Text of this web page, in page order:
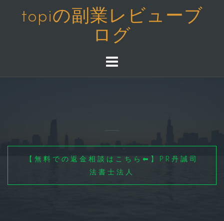
へ
topiの副業レビューブ
ログ
【無料での返金相談はこちら⬅】PR丹誠司
法書士法人